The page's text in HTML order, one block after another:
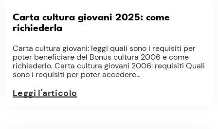
Carta cultura giovani 2025: come
richiederla
Carta cultura giovani: leggi quali sono i requisiti per
poter beneficiare del Bonus cultura 2006 e come
richiederlo. Carta cultura giovani 2006: requisiti Quali
sono i requisiti per poter accedere...
Leggi l'articolo